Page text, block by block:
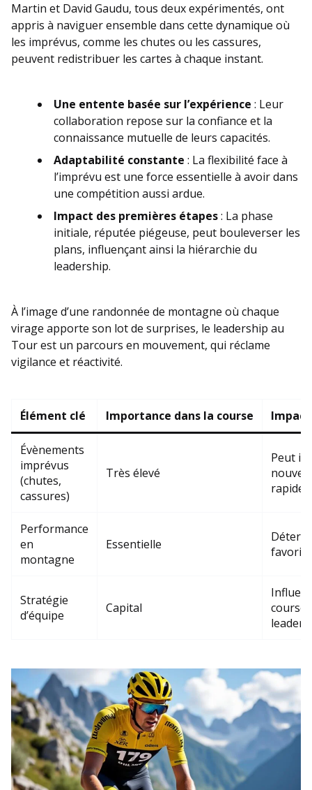
Martin et David Gaudu, tous deux expérimentés, ont
appris à naviguer ensemble dans cette dynamique où
les imprévus, comme les chutes ou les cassures,
peuvent redistribuer les cartes à chaque instant.
Une entente basée sur l’expérience : Leur
collaboration repose sur la confiance et la
connaissance mutuelle de leurs capacités.
Adaptabilité constante : La flexibilité face à
l’imprévu est une force essentielle à avoir dans
une compétition aussi ardue.
Impact des premières étapes: La phase
initiale, réputée piégeuse, peut bouleverser les
plans, influençant ainsi la hiérarchie du
leadership.
À l’image d’une randonnée de montagne où chaque
virage apporte son lot de surprises, le leadership au
Tour est un parcours en mouvement, qui réclame
vigilance et réactivité.
Élément clé Importance dans la course
Évènements
imprévus
(chutes,
cassures)
Très élevé
Peut
Performance
en
montagne
Essentielle
favoris
Stratégie
d’équipe
Capital
course
leaders